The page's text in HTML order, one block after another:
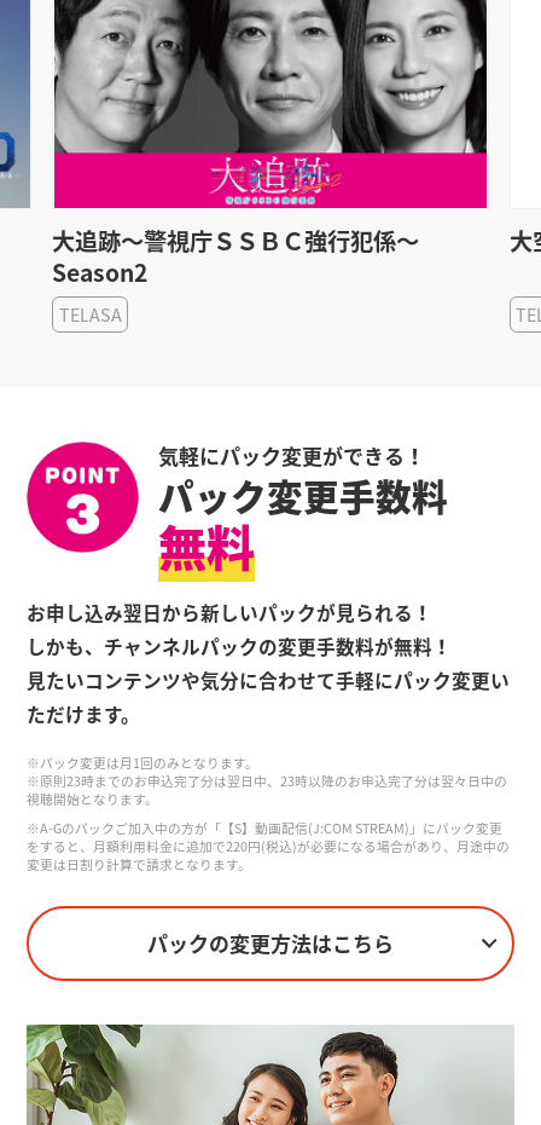
大追跡～警視庁ＳＳＢＣ強行犯係～
Season2
TELASA
大
気軽にパック変更ができる！
パック変更手数料
無料
お申し込み翌日から新しいパックが見られる！
しかも、チャンネルパックの変更手数料が無料！
見たいコンテンツや気分に合わせて手軽にパック変更い
ただけます。
※パック変更は月1回のみとなります。
※原則23時までのお申込完了分は翌日中、23時以降のお申込完了分は翌々日中の
視聴開始となります。
※A-Gのパックご加入中の方が「【S】動画配信(J:COM STREAM)」にパック変更
をすると、月額利用料金に追加で220円(税込)が必要になる場合があり、月途中の
変更は日割り計算で請求となります。
パックの変更方法はこちら